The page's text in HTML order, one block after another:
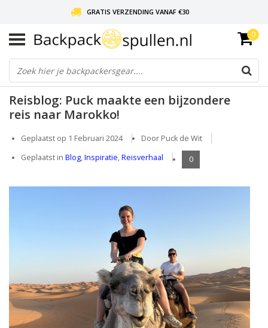
GRATIS VERZENDING VANAF €30
LIEFDE VOOR BACKPACKEN!
30 DAGEN GRATIS RETOUR
0
Reisblog: Puck maakte een bijzondere
reis naar Marokko!
Geplaatst op 1 Februari 2024
Door Puck de Wit
Geplaatst in Blog,Inspiratie,Reisverhaal 0